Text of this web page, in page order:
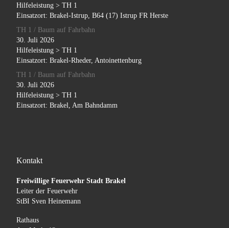
Hilfeleistung > TH 1
Einsatzort: Brakel-Istrup, B64 (17) Istrup FR Herste
TH 1 / Baum auf Fahrbahn
30. Juli 2026
Hilfeleistung > TH 1
Einsatzort: Brakel-Rheder, Antoinettenburg
TH 1 / Baum auf Fahrbahn
30. Juli 2026
Hilfeleistung > TH 1
Einsatzort: Brakel, Am Bahndamm
Kontakt
Freiwillige Feuerwehr Stadt Brakel
Leiter der Feuerwehr
StBI Sven Heinemann
Rathaus